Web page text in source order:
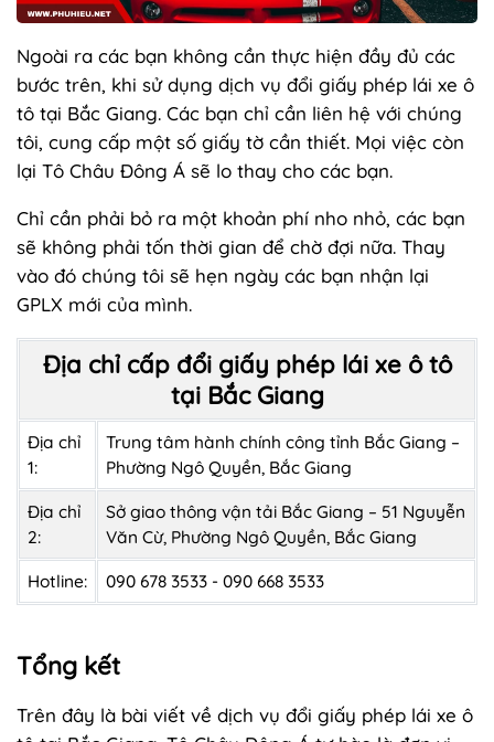
Ngoài ra các bạn không cần thực hiện đầy đủ các
bước trên, khi sử dụng dịch vụ đổi giấy phép lái xe ô
tô tại Bắc Giang. Các bạn chỉ cần liên hệ với chúng
tôi, cung cấp một số giấy tờ cần thiết. Mọi việc còn
lại Tô Châu Đông Á sẽ lo thay cho các bạn.
Chỉ cần phải bỏ ra một khoản phí nho nhỏ, các bạn
sẽ không phải tốn thời gian để chờ đợi nữa. Thay
vào đó chúng tôi sẽ hẹn ngày các bạn nhận lại
GPLX mới của mình.
Địa chỉ cấp đổi giấy phép lái xe ô tô
tại Bắc Giang
Địa chỉ
1:
Trung tâm hành chính công tỉnh Bắc Giang –
Phường Ngô Quyền, Bắc Giang
Địa chỉ
2:
Sở giao thông vận tải Bắc Giang – 51 Nguyễn
Văn Cừ, Phường Ngô Quyền, Bắc Giang
Hotline:
090 678 3533 - 090 668 3533
Tổng kết
Trên đây là bài viết về dịch vụ đổi giấy phép lái xe ô